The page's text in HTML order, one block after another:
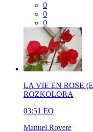
0
0
0
LA VIE EN ROSE
ROZKOLORA
03:51 EO
Manuel Rovere